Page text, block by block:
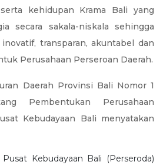
kehidupan Krama Bali yang
secara sakala-niskala sehingga
transparan, akuntabel dan
Perusahaan Perseroan Daerah.
Daerah Provinsi Bali Nomor 1
Pembentukan Perusahaan
Kebudayaan Bali menyatakan
Kebudayaan Bali (Perseroda)